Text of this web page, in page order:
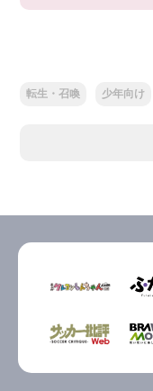
転生・召喚 少年向け